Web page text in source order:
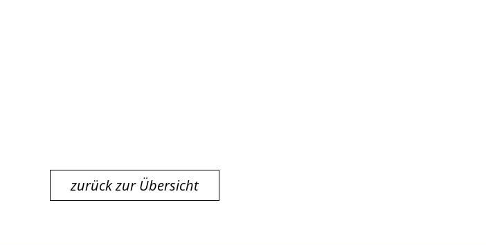
zurück zur Übersicht